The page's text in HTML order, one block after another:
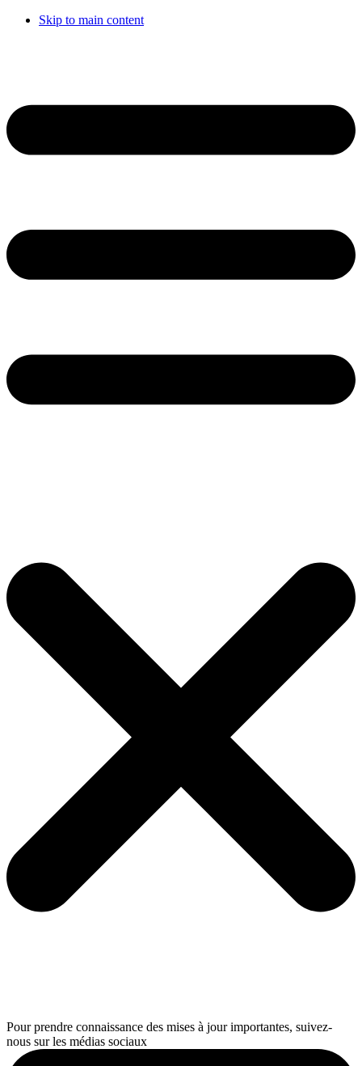
Skip to main content
Pour prendre connaissance des mises à jour importantes, suivez-
nous sur les médias sociaux